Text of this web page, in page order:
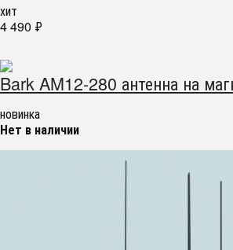
хит
4 490 ₽
Bark AM12-280 антенна на
новинка
Нет в наличии